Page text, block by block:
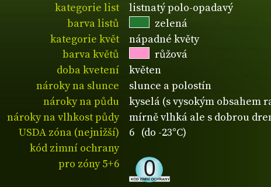
kategorie list
listnatý polo-opadavý
barva listů
zelená
kategorie květ
nápadné květy
barva květů
růžová
doba kvetení
květen
nároky na slunce
slunce a polostín
nároky na půdu
kyselá (s vysokým obsahem
nároky na vlhkost půdy
mírně vlhká ale s dobrou
USDA zóna (nejnižší)
6 (do -23°C)
kód zimní ochrany
pro zóny 5+6